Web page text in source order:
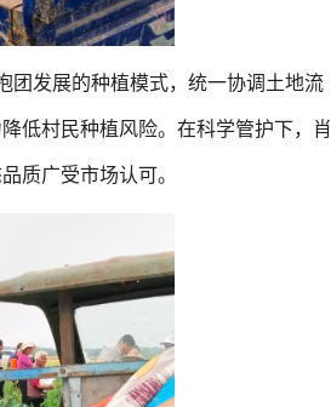
发展的种植模式，统一协调土地流
低村民种植风险。在科学管护下，肖
质广受市场认可。